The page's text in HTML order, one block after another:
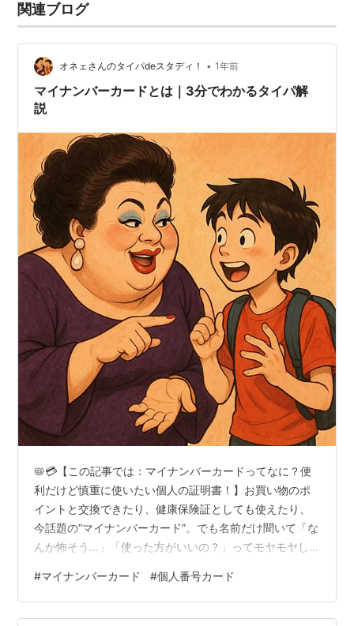
関連ブログ
オネェさんのタイパdeスタディ！ • 1年前
マイナンバーカードとは｜3分でわかるタイパ解
説
📛💳【この記事では：マイナンバーカードってなに？便
利だけど慎重に使いたい個人の証明書！】お買い物のポ
イントと交換できたり、健康保険証としても使えたり、
今話題の“マイナンバーカード”。でも名前だけ聞いて「な
んか怖そう…」「使った方がいいの？」ってモヤモヤし
るように、マイナンバーカードの仕組みとポイントをオ
ネェさんと一緒に見ていくわよ〜✨💋 👦「ねぇオネェさ
ん、マイナンバーカードってさ、なんかお母さんが『作
#マイナンバーカード #個人番号カード